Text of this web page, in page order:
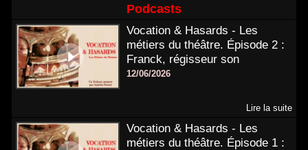
Podcasts
Vocation & Hasards - Les
métiers du théâtre. Épisode 2 :
Franck, régisseur son
12/06/2026
Lire la suite
Vocation & Hasards - Les
métiers du théâtre. Épisode 1 :